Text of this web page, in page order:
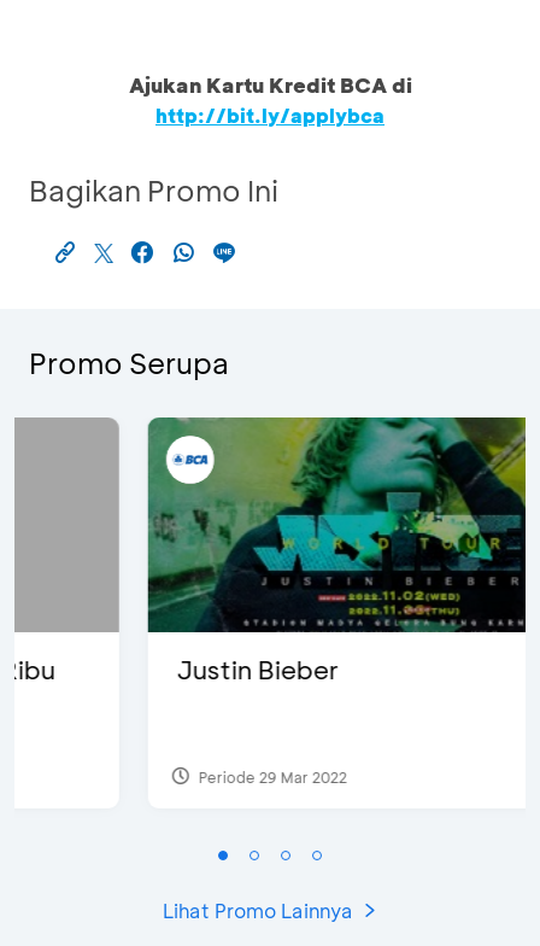
Ajukan Kartu Kredit BCA di
http://bit.ly/applybca
Bagikan Promo Ini
Promo Serupa
Justin Bieber
Periode 29 Mar 2022
Lihat Promo Lainnya